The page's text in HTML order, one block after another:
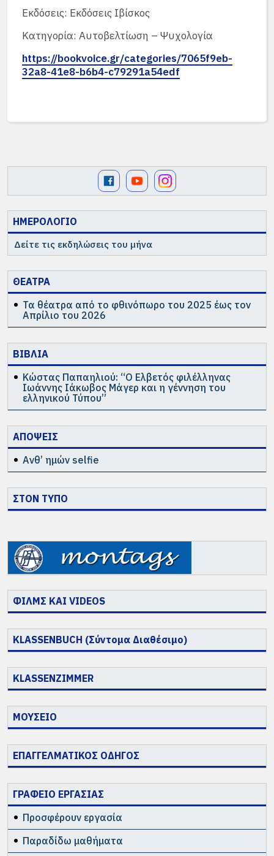
ΗΜΕΡΟΛΟΓΙΟ
Δείτε τις εκδηλώσεις του μήνα
ΘΕΑΤΡΑ
Τα θέατρα από το φθινόπωρο του 2025 έως τον
Απρίλιο του 2026
ΒΙΒΛΙΑ
Κώστας Παπαηλιού: “Ο Ελβετός φιλέλληνας
Ιωάννης Ιάκωβος Μάγερ και η γέννηση του
ελληνικού Τύπου”
ΑΠΟΨΕΙΣ
Ανθ’ ημών selfie
ΣΤΟΝ ΤΥΠΟ
Εκδόσεις: Εκδόσεις Ιβίσκος
Κατηγορία: Αυτοβελτίωση – Ψυχολογία
https://bookvoice.gr/categories/7065f9eb-
32a8-41e8-b6b4-c79291a54edf
ΦΙΛΜΣ ΚΑΙ VIDEOS
KLASSENBUCH (Σύντομα Διαθέσιμο)
KLASSENZIMMER
ΜΟΥΣΕΙΟ
ΕΠΑΓΓΕΛΜΑΤΙΚΟΣ ΟΔΗΓΟΣ
ΓΡΑΦΕΙΟ ΕΡΓΑΣΙΑΣ
Προσφέρουν εργασία
Παραδίδω μαθήματα